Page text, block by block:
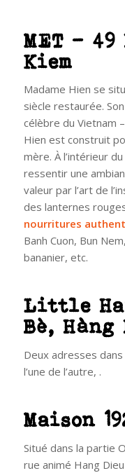
MET – 49
Kiem
Madame Hien se
siècle restaurée.
célèbre du Vietnam
Hien est construit
mère. À l’intérieur
ressentir une
valeur par l’art de
des lanternes
nourritures
Banh Cuon, Bun
bananier, etc.
Little
Bè, Hàng
Deux adresses
l’une de l’autre, .
Maison
Situé dans la partie
rue animé Hang